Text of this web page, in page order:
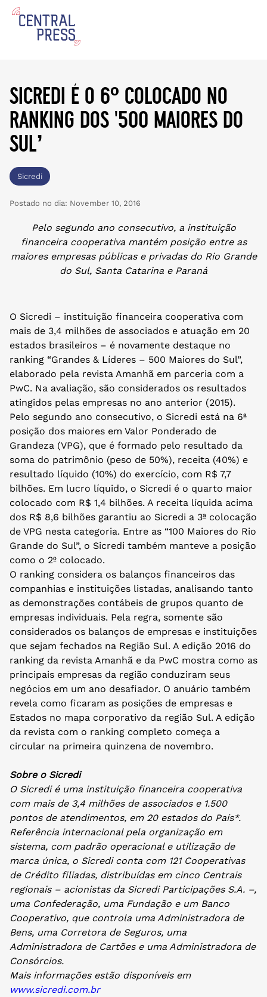
sicredi é o 6º colocado no
ranking dos ‘500 maiores do
sul’
Sicredi
Postado no dia: November 10, 2016
Pelo segundo ano consecutivo, a instituição
financeira cooperativa mantém posição entre as
maiores empresas públicas e privadas do Rio Grande
do Sul, Santa Catarina e Paraná
O Sicredi – instituição financeira cooperativa com
mais de 3,4 milhões de associados e atuação em 20
estados brasileiros – é novamente destaque no
ranking “Grandes & Líderes – 500 Maiores do Sul”,
elaborado pela revista Amanhã em parceria com a
PwC. Na avaliação, são considerados os resultados
atingidos pelas empresas no ano anterior (2015).
Pelo segundo ano consecutivo, o Sicredi está na 6ª
posição dos maiores em Valor Ponderado de
Grandeza (VPG), que é formado pelo resultado da
soma do patrimônio (peso de 50%), receita (40%) e
resultado líquido (10%) do exercício, com R$ 7,7
bilhões. Em lucro líquido, o Sicredi é o quarto maior
colocado com R$ 1,4 bilhões. A receita líquida acima
dos R$ 8,6 bilhões garantiu ao Sicredi a 3ª colocação
de VPG nesta categoria. Entre as “100 Maiores do Rio
Grande do Sul”, o Sicredi também manteve a posição
como o 2º colocado.
O ranking considera os balanços financeiros das
companhias e instituições listadas, analisando tanto
as demonstrações contábeis de grupos quanto de
empresas individuais. Pela regra, somente são
considerados os balanços de empresas e instituições
que sejam fechados na Região Sul. A edição 2016 do
ranking da revista Amanhã e da PwC mostra como as
principais empresas da região conduziram seus
negócios em um ano desafiador. O anuário também
revela como ficaram as posições de empresas e
Estados no mapa corporativo da região Sul. A edição
da revista com o ranking completo começa a
circular na primeira quinzena de novembro.
Sobre o Sicredi
O Sicredi é uma instituição financeira cooperativa
com mais de 3,4 milhões de associados e 1.500
pontos de atendimentos, em 20 estados do País*.
Referência internacional pela organização em
sistema, com padrão operacional e utilização de
marca única, o Sicredi conta com 121 Cooperativas
de Crédito filiadas, distribuídas em cinco Centrais
regionais – acionistas da Sicredi Participações S.A. –,
uma Confederação, uma Fundação e um Banco
Cooperativo, que controla uma Administradora de
Bens, uma Corretora de Seguros, uma
Administradora de Cartões e uma Administradora de
Consórcios.
Mais informações estão disponíveis em
www.sicredi.com.br